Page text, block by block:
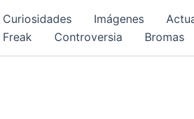
Curiosidades Imágenes
Freak
Controversia Bromas